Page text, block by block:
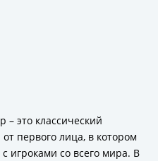
это классический
первого лица, в котором
игроками со всего мира. В